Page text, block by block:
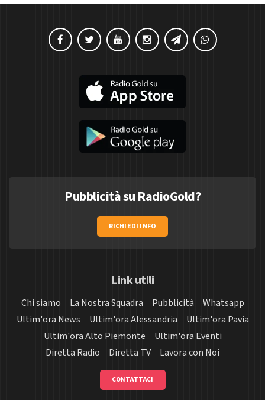
Pubblicità su RadioGold?
RICHIEDI INFO
Link utili
Chi siamo La Nostra Squadra Pubblicità
Whatsapp
Ultim'ora News
Ultim'ora Alessandria
Ultim'ora Pavia
Ultim'ora Alto Piemonte
Ultim'ora Eventi
Diretta Radio
Diretta TV Lavora con Noi
CONTATTACI